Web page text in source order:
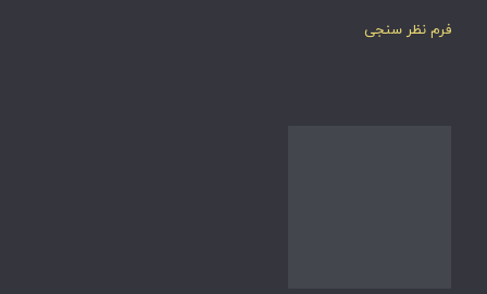
فرم نظر سنجی